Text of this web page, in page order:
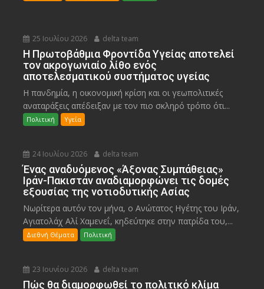
25 Ιουλίου 2026 delta team
Η Πρωτοβάθμια Φροντίδα Υγείας αποτελεί
τον ακρογωνιαίο λίθο ενός
αποτελεσματικού συστήματος υγείας
Η πανδημία, η οικονομική κρίση και οι γεωπολιτικές
αναταράξεις απέδειξαν με τον πιο σκληρό τρόπο ότι...
Πολιτική Υγεία
24 Ιουλίου 2026 delta team
Ένας αναδυόμενος «Άξονας Συμπάθειας»
Ιράν-Πακιστάν αναδιαμορφώνει τις δομές
εξουσίας της νοτιοδυτικής Ασίας
Νωρίτερα αυτόν τον μήνα, ο Ανώτατος Ηγέτης του Ιράν,
Αγιατολάχ Αλί Χαμενεΐ, κηδεύτηκε στην πατρίδα του,...
Διεθνή Θέματα Πολιτική
23 Ιουνίου 2026 delta team
Πώς θα διαμορφωθεί το πολιτικό κλίμα